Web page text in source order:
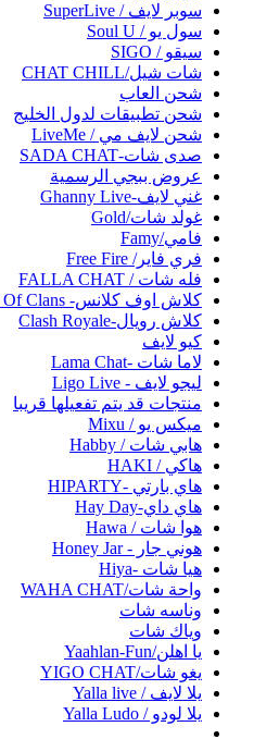
سوبر لايف / SuperLive
سول يو / Soul U
سيقو / SIGO
شات شيل/CHAT CHILL
شحن العاب
شحن تطبيقات لدول الخليج
شحن لايف مي / LiveMe
صدى شات-SADA CHAT
عروض ببجي الرسمية
غني لايف-Ghanny Live
غولد شات/Gold
فامي/Famy
فري فاير/ Free Fire
فله شات / FALLA CHAT
كلاش اوف كلانس- Clash Of Clans
كلاش رويال-Clash Royale
كيو لايف
لاما شات -Lama Chat
ليجو لايف - Ligo Live
منتجات قد يتم تفعيلها قريبا
ميكس يو / Mixu
هابي شات / Habby
هاكي / HAKI
هاي بارتي -HIPARTY
هاي داي-Hay Day
هوا شات / Hawa
هوني جار - Honey Jar
هيا شات -Hiya
واحة شات/WAHA CHAT
وناسه شات
وياك شات
يا اهلن/Yaahlan-Fun
يغو شات/YIGO CHAT
يلا لايف / Yalla live
يلا لودو / Yalla Ludo